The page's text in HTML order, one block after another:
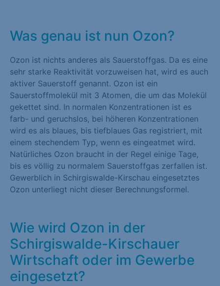
Was genau ist nun Ozon?
Ozon ist nichts anderes als Sauerstoffgas. Da es eine
sehr starke Reaktivität vorzuweisen hat, wird es auch
aktiver Sauerstoff genannt. Ozon ist ein
Sauerstoffmolekül mit 3 Atomen, die um das Molekül
gekettet sind. In normalen Konzentrationen ist es
farb- und geruchslos, bei höheren Konzentrationen
wird es als blaues, bis tiefblaues Gas registriert, mit
einem stechendem Typ, wenn es eingeatmet wird.
Natürliches Ozon braucht in der Regel einige Tage,
bis es völlig zu normalem Sauerstoffgas zerfallen ist.
Gewerblich in Schirgiswalde-Kirschau eingesetztes
Ozon unterliegt nicht dieser Berechnungsformel.
Wie wird Ozon in der
Schirgiswalde-Kirschauer
Wirtschaft oder im Gewerbe
eingesetzt?